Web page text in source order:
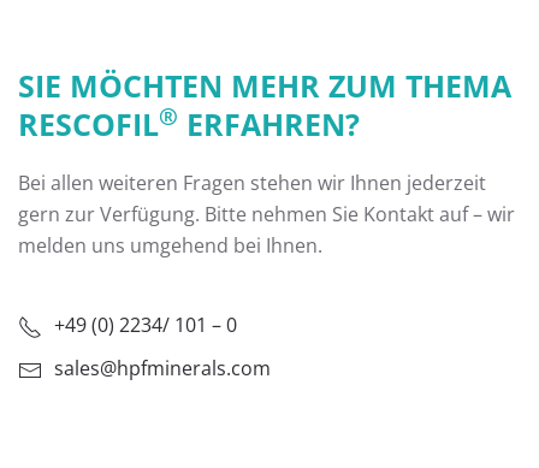
SIE MÖCHTEN MEHR ZUM THEMA
RESCOFIL® ERFAHREN?
Bei allen weiteren Fragen stehen wir Ihnen jederzeit
gern zur Verfügung. Bitte nehmen Sie Kontakt auf – wir
melden uns umgehend bei Ihnen.
+49 (0) 2234/ 101 – 0
sales@hpfminerals.com